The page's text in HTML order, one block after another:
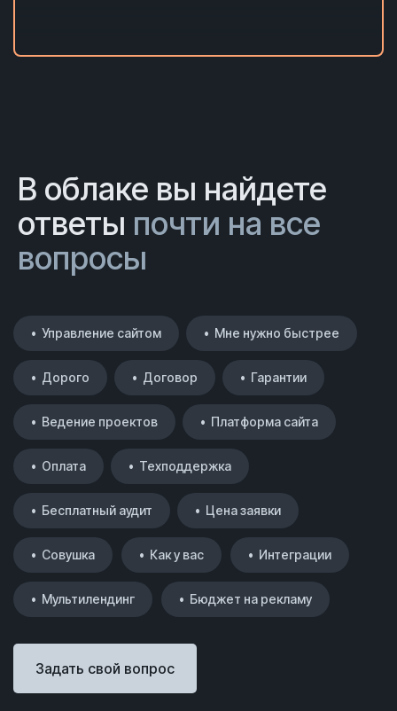
В облаке вы найдете
ответы почти на все
вопросы
• Управление сайтом • Мне нужно быстрее
• Дорого • Договор • Гарантии
• Ведение проектов • Платформа сайта
• Оплата • Техподдержка
• Бесплатный аудит • Цена заявки
• Совушка • Как у вас • Интеграции
• Мультилендинг • Бюджет на рекламу
Задать свой вопрос